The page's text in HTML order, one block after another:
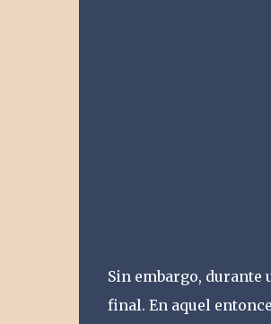
Sin embargo,
final. En aquel